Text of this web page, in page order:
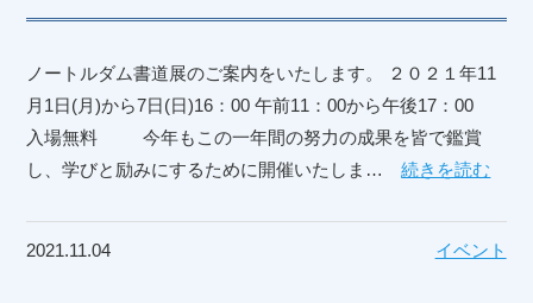
ノートルダム書道展のご案内をいたします。 ２０２１年11
月1日(月)から7日(日)16：00 午前11：00から午後17：00
入場無料 今年もこの一年間の努力の成果を皆で鑑賞
し、学びと励みにするために開催いたしま…続きを読む
2021.11.04 イベント